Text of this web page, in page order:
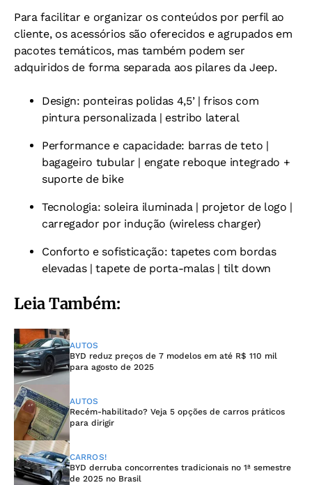
Para facilitar e organizar os conteúdos por perfil ao
cliente, os acessórios são oferecidos e agrupados em
pacotes temáticos, mas também podem ser
adquiridos de forma separada aos pilares da Jeep.
Design: ponteiras polidas 4,5’ | frisos com
pintura personalizada | estribo lateral
Performance e capacidade: barras de teto |
bagageiro tubular | engate reboque integrado +
suporte de bike
Tecnologia: soleira iluminada | projetor de logo |
carregador por indução (wireless charger)
Conforto e sofisticação: tapetes com bordas
elevadas | tapete de porta-malas | tilt down
Leia Também:
AUTOS
BYD reduz preços de 7 modelos em até R$ 110 mil
para agosto de 2025
AUTOS
Recém-habilitado? Veja 5 opções de carros práticos
para dirigir
CARROS!
BYD derruba concorrentes tradicionais no 1ª semestre
de 2025 no Brasil